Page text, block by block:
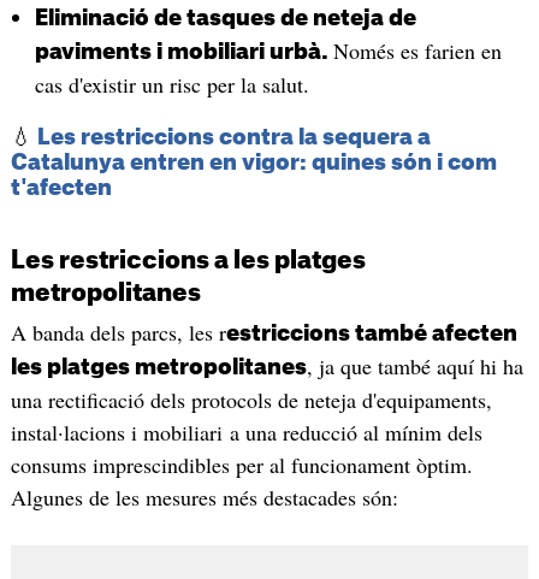
Eliminació de tasques de neteja de
paviments i mobiliari urbà. Només es farien en
cas d'existir un risc per la salut.
💧
Les restriccions contra la sequera a
Catalunya entren en vigor: quines són i com
t'afecten
Les restriccions a les platges
metropolitanes
A banda dels parcs, les restriccions també afecten
les platges metropolitanes, ja que també aquí hi ha
una rectificació dels protocols de neteja d'equipaments,
instal·lacions i mobiliari a una reducció al mínim dels
consums imprescindibles per al funcionament òptim.
Algunes de les mesures més destacades són: